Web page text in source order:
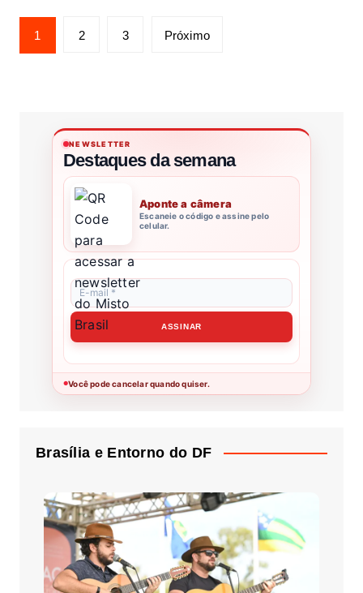
1 2 3 Próximo
NEWSLETTER
Destaques da semana
Aponte a câmera
Escaneie o código e assine pelo
celular.
●Você pode cancelar quando quiser.
Brasília e Entorno do DF